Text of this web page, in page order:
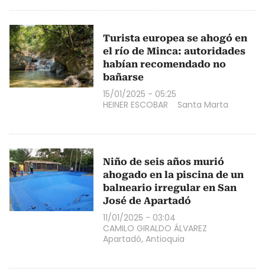
Turista europea se ahogó en
el río de Minca: autoridades
habían recomendado no
bañarse
15/01/2025 - 05:25
HEINER ESCOBAR
Santa Marta
Niño de seis años murió
ahogado en la piscina de un
balneario irregular en San
José de Apartadó
11/01/2025 - 03:04
CAMILO GIRALDO ÁLVAREZ
Apartadó, Antioquia